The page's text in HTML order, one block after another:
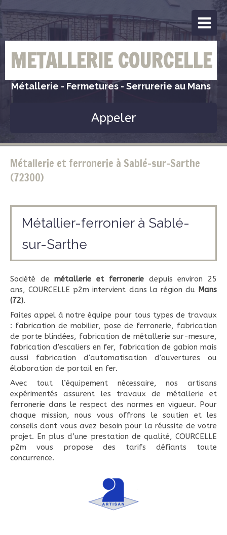
METALLERIE COURCELLE
Métallerie - Fermetures - Serrurerie au Mans
Appeler
Métallerie et ferronerie à Sablé-sur-Sarthe
(72300)
Métallier-ferronier à Sablé-
sur-Sarthe
Société demétallerie et ferroneriedepuis environ 25
ans, COURCELLE p2m intervient dans la région du Mans
(72).
Faites appel à notre équipe pour tous types de travaux
: fabrication de mobilier, pose de ferronerie, fabrication
de porte blindées, fabrication de métallerie sur-mesure,
fabrication d'escaliers en fer, fabrication de gabion mais
aussi fabrication d'automatisation d'ouvertures ou
élaboration de portail en fer.
Avec tout l’équipement nécessaire, nos artisans
expérimentés assurent les travaux de métallerie et
ferronerie dans le respect des normes en vigueur. Pour
chaque mission, nous vous offrons le soutien et les
conseils dont vous avez besoin pour la réussite de votre
projet. En plus d’une prestation de qualité, COURCELLE
p2m vous propose des tarifs défiants toute
concurrence.